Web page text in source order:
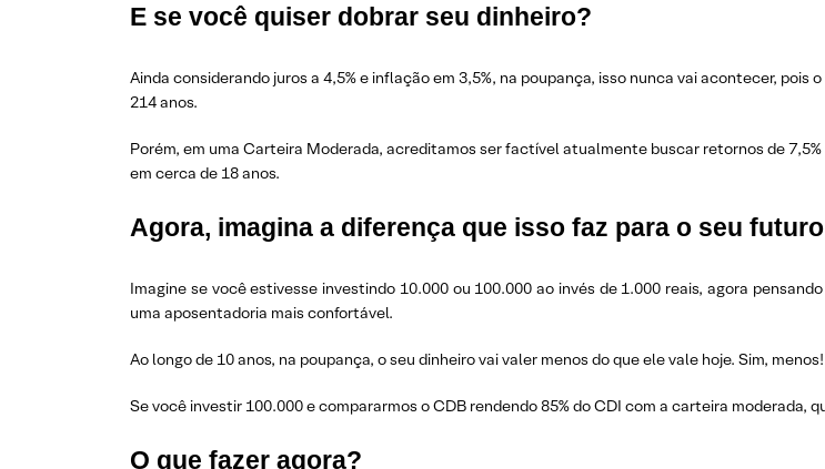
E se você quiser dobrar seu dinheiro?
Ainda considerando juros a 4,5% e inflação em 3,5%, na poupança, isso nunca vai acontecer,
214 anos.
Porém, em uma Carteira Moderada, acreditamos ser factível atualmente buscar retornos de
em cerca de 18 anos.
Agora, imagina a diferença que isso faz para o seu futuro
Imagine se você estivesse investindo 10.000 ou 100.000 ao invés de 1.000 reais, agora
uma aposentadoria mais confortável.
Ao longo de 10 anos, na poupança, o seu dinheiro vai valer menos do que ele vale hoje. Sim, menos!
Se você investir 100.000 e compararmos o CDB rendendo 85% do CDI com a carteira moderada,
O que fazer agora?